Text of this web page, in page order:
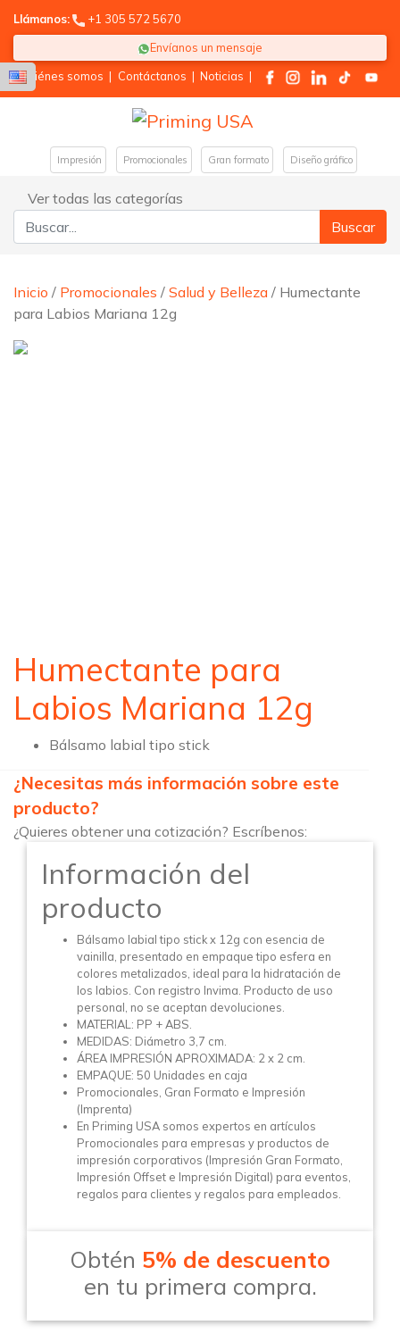
Llámanos:
+1 305 572 5670
Envíanos un mensaje
Quiénes somos | Contáctanos | Noticias |
Impresión Promocionales Gran formato Diseño gráfico
Ver todas las categorías
Buscar:
Inicio / Promocionales / Salud y Belleza / Humectante
para Labios Mariana 12g
Humectante para
Labios Mariana 12g
Bálsamo labial tipo stick
¿Necesitas más información sobre este
producto?
¿Quieres obtener una cotización? Escríbenos:
Información del
producto
Bálsamo labial tipo stick x 12g con esencia de
vainilla, presentado en empaque tipo esfera en
colores metalizados, ideal para la hidratación de
los labios. Con registro Invima. Producto de uso
personal, no se aceptan devoluciones.
MATERIAL: PP + ABS.
MEDIDAS: Diámetro 3,7 cm.
ÁREA IMPRESIÓN APROXIMADA: 2 x 2 cm.
EMPAQUE: 50 Unidades en caja
Promocionales, Gran Formato e Impresión
(Imprenta)
En Priming USA somos expertos en artículos
Promocionales para empresas y productos de
impresión corporativos (Impresión Gran Formato,
Impresión Offset e Impresión Digital) para eventos,
regalos para clientes y regalos para empleados.
Obtén 5% de descuento
en tu primera compra.